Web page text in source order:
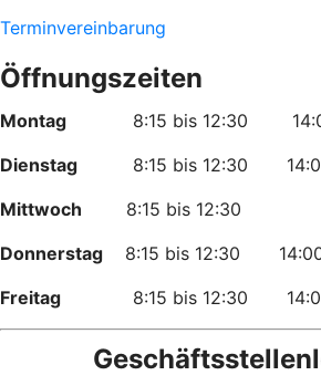
Terminvereinbarung
Öffnungszeiten
Montag 8:15 bis 12:30
Dienstag 8:15 bis 12:30
Mittwoch 8:15 bis 12:30
Donnerstag 8:15 bis 12:30
Freitag 8:15 bis 12:30